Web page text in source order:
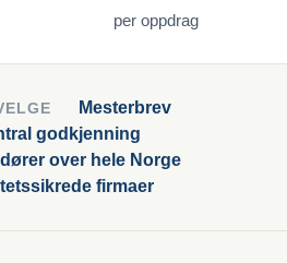
per oppdrag
Mesterbrev
godkjenning
over hele Norge
firmaer